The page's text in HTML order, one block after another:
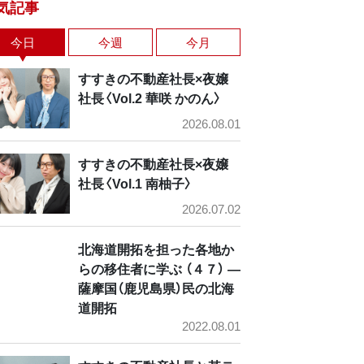
記事
今日 今週 今月
すすきの不動産社長×夜嬢
社長〈Vol.2 華咲 かのん〉
2026.08.01
すすきの不動産社長×夜嬢
社長〈Vol.1 南柚子〉
2026.07.02
北海道開拓を担った各地か
らの移住者に学ぶ （４７） ―
薩摩国（鹿児島県）民の北海
道開拓
2022.08.01